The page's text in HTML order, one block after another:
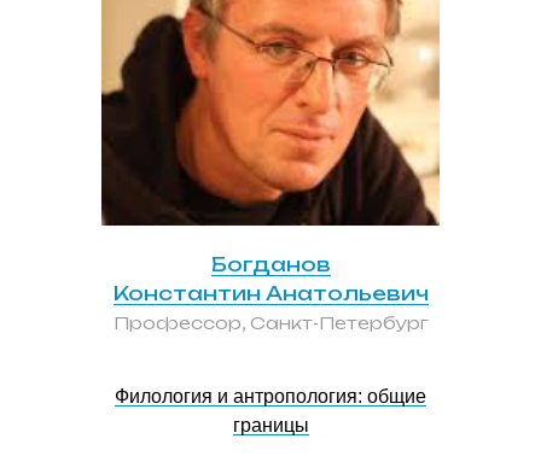
Богданов
Константин Анатольевич
Профессор, Санкт-Петербург
Филология и антропология: общие
границы